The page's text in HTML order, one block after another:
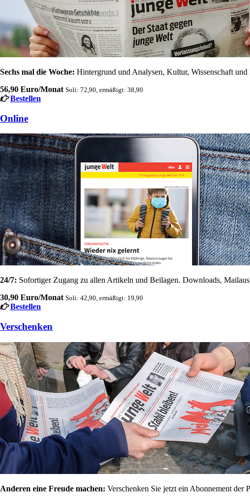
Sechs mal die Woche: Hintergrund und Analysen, Kultur, Wissenschaft
56,90 Euro/Monat Soli: 72,90, ermäßigt: 38,90
Bestellen
Online
24/7: Sofortiger Zugang zu allen Artikeln und Beilagen. Downloads,
30,90 Euro/Monat Soli: 42,90, ermäßigt: 19,90
Bestellen
Verschenken
Anderen eine Freude machen: Verschenken Sie jetzt ein Abonnement der